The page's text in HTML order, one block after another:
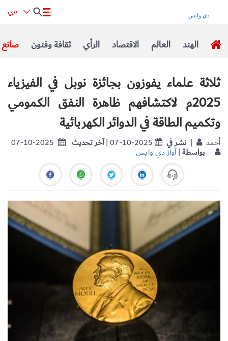
صانع ثقافة وفنون الرأي الاقتصاد العالم الهند
ثلاثة علماء يفوزون بجائزة نوبل في الفيزياء
2025م لاكتشافهم ظاهرة النفق الكمومي
وتكميم الطاقة في الدوائر الكهربائية
07-10-2025 آخر تحديث| 07-10-2025 نشر في | أحمد
بواسطة|آواز دي وايس